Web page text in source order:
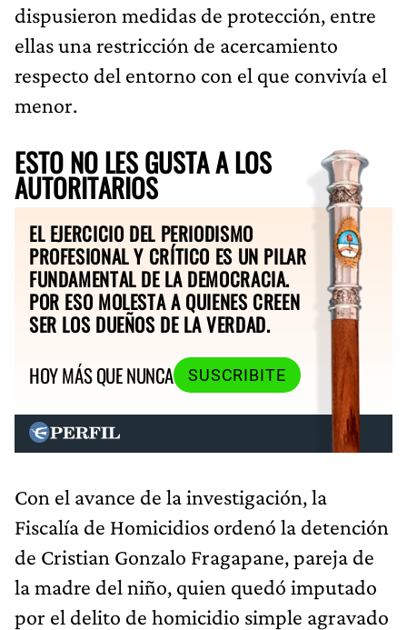
dispusieron medidas de protección, entre
ellas una restricción de acercamiento
respecto del entorno con el que convivía el
menor.
ESTO NO LES GUSTA A LOS
AUTORITARIOS
EL EJERCICIO DEL PERIODISMO
PROFESIONAL Y CRÍTICO ES UN PILAR
FUNDAMENTAL DE LA DEMOCRACIA.
POR ESO MOLESTA A QUIENES CREEN
SER LOS DUEÑOS DE LA VERDAD.
HOY MÁS QUE NUNCA
SUSCRIBITE
Con el avance de la investigación, la
Fiscalía de Homicidios ordenó la detención
de Cristian Gonzalo Fragapane, pareja de
la madre del niño, quien quedó imputado
por el delito de homicidio simple agravado